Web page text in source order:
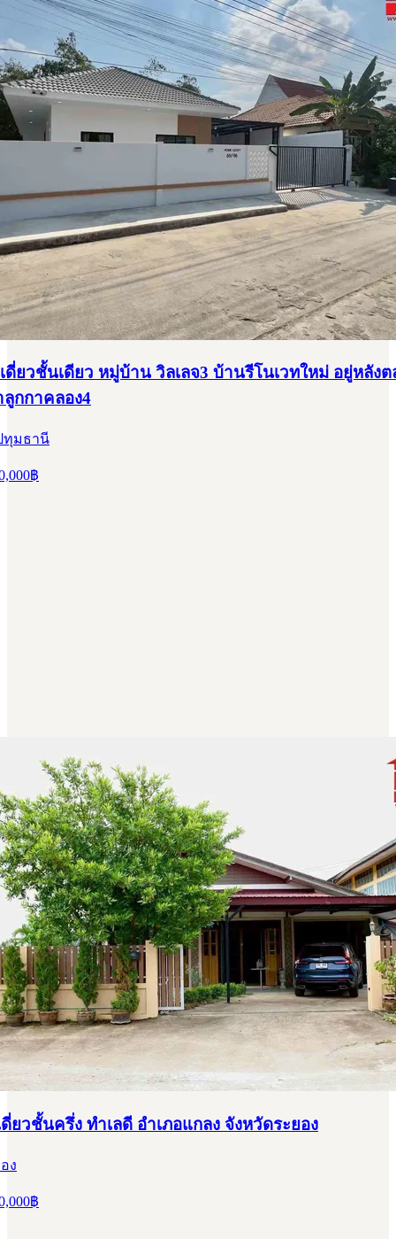
ดี่ยวชั้นเดียว หมู่บ้าน วิลเลจ3 บ้านรีโนเวทใหม่ อยู่หลัง
ลูกกาคลอง4
ทุมธานี
฿
ยวชั้นครึ่ง ทำเลดี อำเภอแกลง จังหวัดระยอง
ง
฿